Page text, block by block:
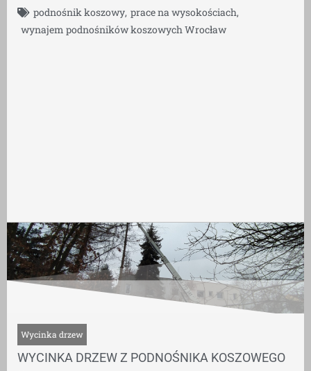
podnośnik koszowy, prace na wysokościach,
wynajem podnośników koszowych Wrocław
Wycinka drzew
WYCINKA DRZEW Z PODNOŚNIKA KOSZOWEGO